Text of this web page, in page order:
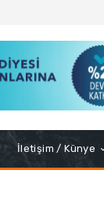
İletişim / Künye